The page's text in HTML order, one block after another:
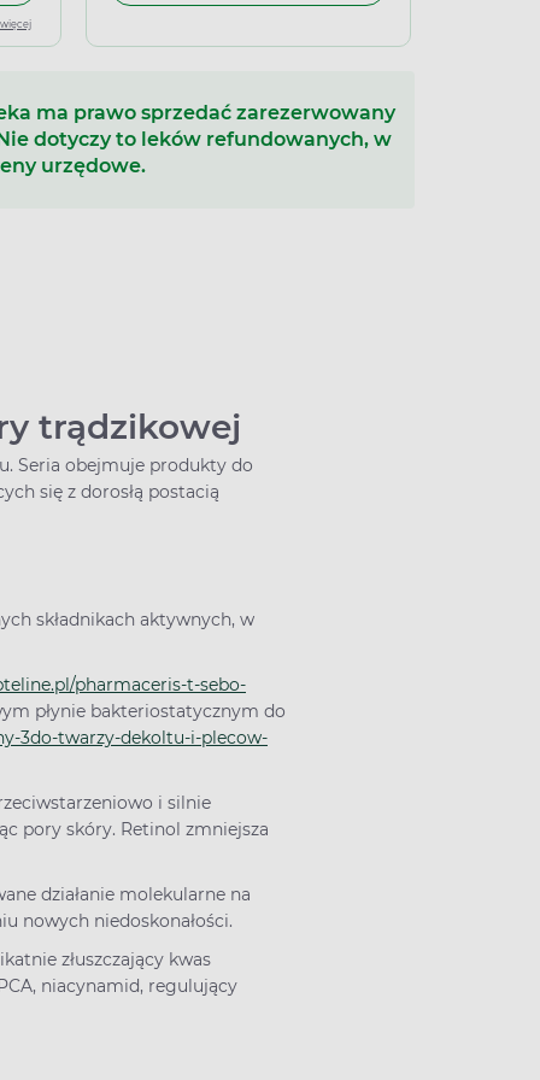
ma prawo sprzedać zarezerwowany
dotyczy to leków refundowanych, w
urzędowe.
trądzikowej
Seria obejmuje produkty do
się z dorosłą postacią
składnikach aktywnych, w
pharmaceris-t-sebo-
płynie bakteriostatycznym do
3do-twarzy-dekoltu-i-plecow-
i silnie
pory skóry. Retinol zmniejsza
działanie molekularne na
nowych niedoskonałości.
złuszczający kwas
niacynamid, regulujący